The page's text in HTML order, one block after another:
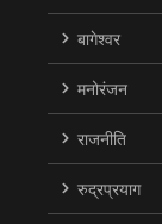
बागेश्वर
मनोरंजन
राजनीति
रुद्रप्रयाग